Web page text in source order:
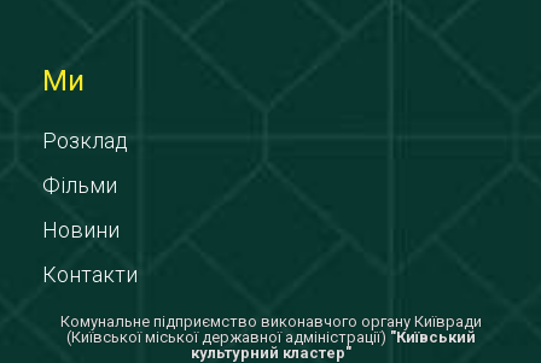
Ми
Розклад
Фільми
Новини
Контакти
Комунальне підприємство виконавчого органу Київради
(Київської міської державної адміністрації) "Київський
культурний кластер"